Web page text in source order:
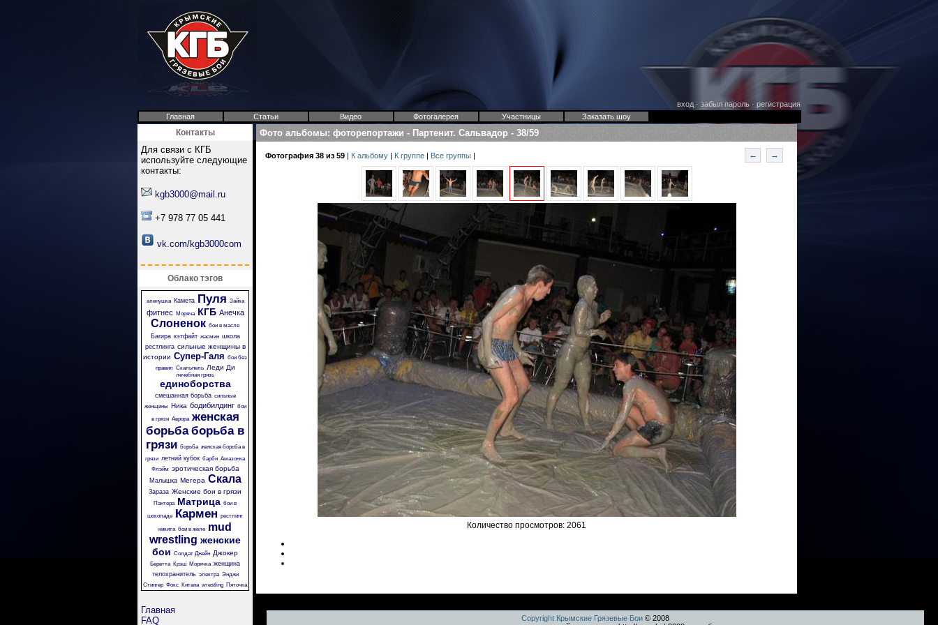
вход· забыл пароль· регистрация
Главная
Статьи Видео Фотогалерея Участницы Заказать шоу
Контакты
Для связи с КГБ
используйте следующие
контакты:
kgb3000@mail.ru
+7 978 77 05 441
vk.com/kgb3000com
Облако тэгов
аленушка Камета Пуля Зайка
фитнес Моряча КГБ Анечка
Слоненок бои в масле
Багира кэтфайт жасмин школа
рестлинга сильные женщины в
истории Супер-Галя бои без
правил Скальпель Леди Ди
лечебная грязь
единоборства
смешанная борьба сильные
женщины Ника бодибилдинг бои
в грязи Аврора женская
борьба борьба в
грязи борьба женская борьба в
грязи летний кубок барби Амазонка
Флэйм эротическая борьба
Малышка Мегера Скала
Зараза Женские бои в грязи
Пантера Матрица бои в
шоколаде Кармен рестлинг
никита бои в желе mud
wrestling женские
бои Солдат Джейн Джокер
Беретта Крэш Морячка женщина
телохранитель электра Энджи
Стингер Фокс Китана wrestling Пяточка
Главная
FAQ
Фото альбомы: фоторепортажи - Партенит. Сальвадор - 38/59
Фотография 38 из 59 | К альбому | К группе | Все группы | ← →
Количество просмотров: 2061
Copyright Крымские Грязевые Бои © 2008